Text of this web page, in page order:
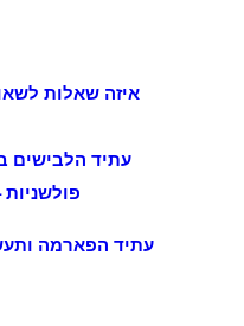
איזה שאלות
עתיד הלבישים
עתיד הפארמה